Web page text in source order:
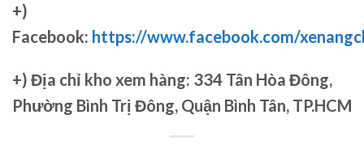
+)
Facebook: https://www.facebook.com/
+) Địa chỉ kho xem hàng: 334 Tân Hòa Đông,
Phường Bình Trị Đông, Quận Bình Tân, TP.HCM